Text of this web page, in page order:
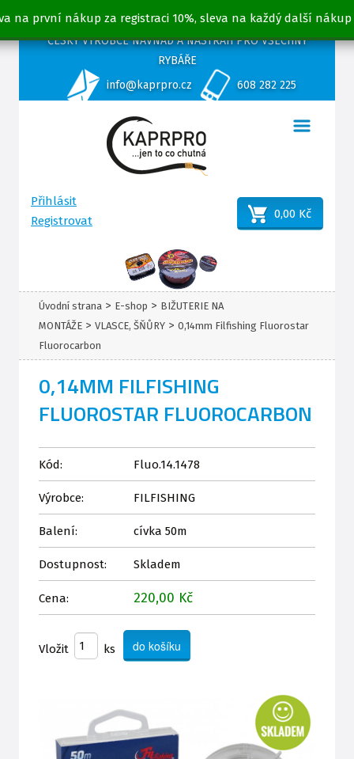
na první nákup za registraci 10%, sleva na každý další nákup
ČESKÝ VÝROBCE NÁVNAD A NÁSTRAH PRO VŠECHNY
RYBÁŘE
info@kaprpro.cz
608 282 225
Přihlásit
Registrovat
0,00 Kč
Úvodní strana > E-shop > BIŽUTERIE NA
MONTÁŽE > VLASCE, ŠŇŮRY > 0,14mm Filfishing Fluorostar
Fluorocarbon
0,14MM FILFISHING
FLUOROSTAR FLUOROCARBON
Kód: Fluo.14.1478
Výrobce: FILFISHING
Balení: cívka 50m
Dostupnost: Skladem
Cena: 220,00 Kč
Vložit ks